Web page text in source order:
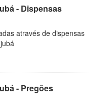
- Dispensas
através de dispensas
- Pregões